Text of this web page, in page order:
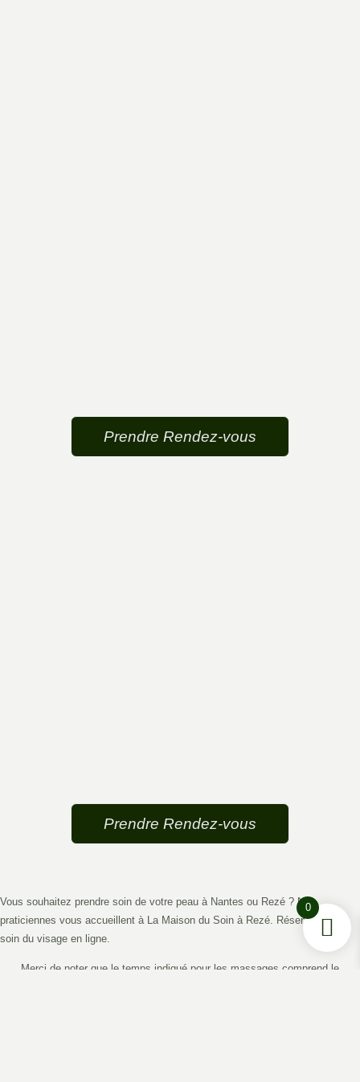
Prendre Rendez-vous
Prendre Rendez-vous
Vous souhaitez prendre soin de votre peau à Nantes ou Rezé ? Nos
praticiennes vous accueillent à La Maison du Soin à Rezé. Réservez votre
soin du visage en ligne.
Merci de noter que le temps indiqué pour les massages comprend le
0